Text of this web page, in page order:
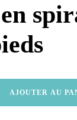
AJOUTER AU